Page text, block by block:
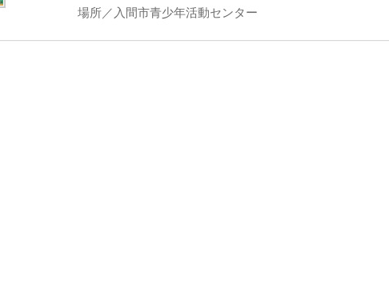
場所／入間市青少年活動センター